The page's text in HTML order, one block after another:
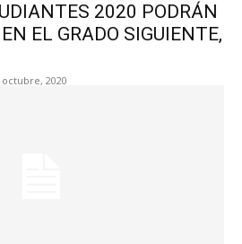
2020 PODRÁN
EL GRADO SIGUIENTE,
2020